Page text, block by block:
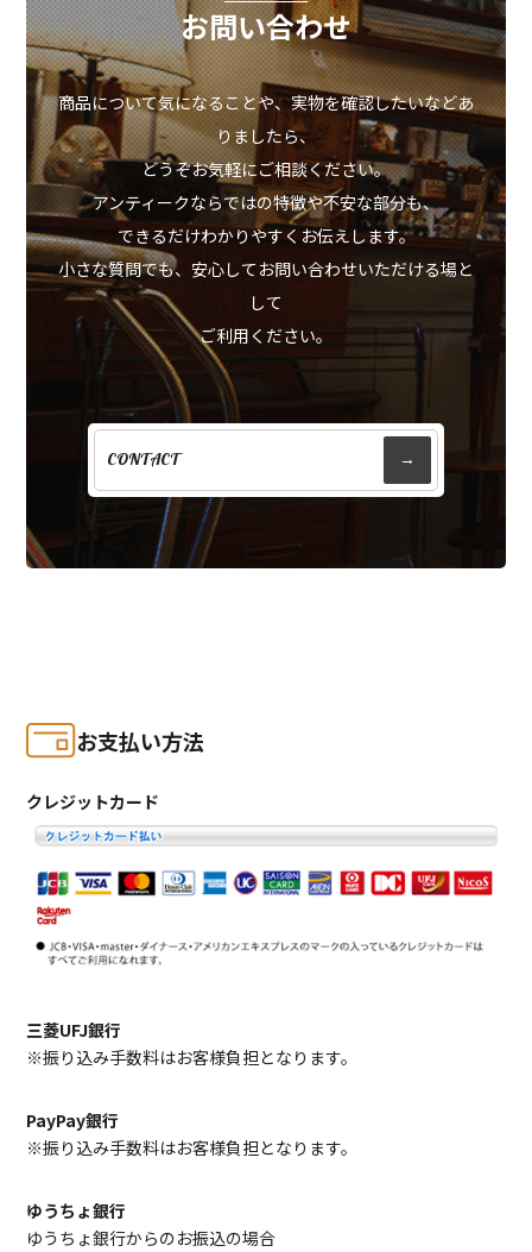
お問い合わせ
商品について気になることや、実物を確認したいなどあ
りましたら、
どうぞお気軽にご相談ください。
アンティークならではの特徴や不安な部分も、
できるだけわかりやすくお伝えします。
小さな質問でも、安心してお問い合わせいただける場と
して
ご利用ください。
CONTACT →
お支払い方法
クレジットカード
三菱UFJ銀行
※振り込み手数料はお客様負担となります。
PayPay銀行
※振り込み手数料はお客様負担となります。
ゆうちょ銀行
ゆうちょ銀行からのお振込の場合